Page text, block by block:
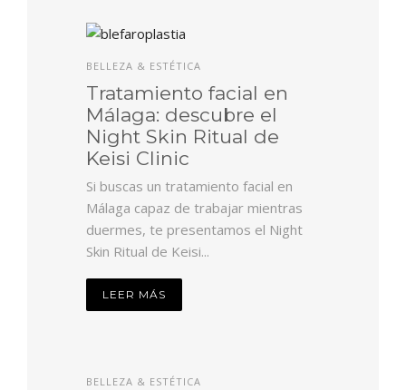
BELLEZA & ESTÉTICA
Tratamiento facial en
Málaga: descubre el
Night Skin Ritual de
Keisi Clinic
Si buscas un tratamiento facial en
Málaga capaz de trabajar mientras
duermes, te presentamos el Night
Skin Ritual de Keisi...
LEER MÁS
BELLEZA & ESTÉTICA